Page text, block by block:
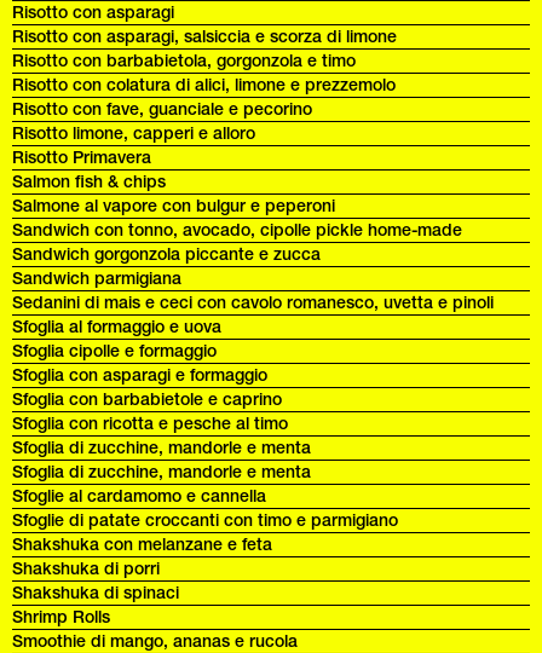
Risotto con asparagi
Risotto con asparagi, salsiccia e scorza di limone
Risotto con barbabietola, gorgonzola e timo
Risotto con colatura di alici, limone e prezzemolo
Risotto con fave, guanciale e pecorino
Risotto limone, capperi e alloro
Risotto Primavera
Salmon fish & chips
Salmone al vapore con bulgur e peperoni
Sandwich con tonno, avocado, cipolle pickle home-made
Sandwich gorgonzola piccante e zucca
Sandwich parmigiana
Sedanini di mais e ceci con cavolo romanesco, uvetta e pinoli
Sfoglia al formaggio e uova
Sfoglia cipolle e formaggio
Sfoglia con asparagi e formaggio
Sfoglia con barbabietole e caprino
Sfoglia con ricotta e pesche al timo
Sfoglia di zucchine, mandorle e menta
Sfoglia di zucchine, mandorle e menta
Sfoglie al cardamomo e cannella
Sfoglie di patate croccanti con timo e parmigiano
Shakshuka con melanzane e feta
Shakshuka di porri
Shakshuka di spinaci
Shrimp Rolls
Smoothie di mango, ananas e rucola